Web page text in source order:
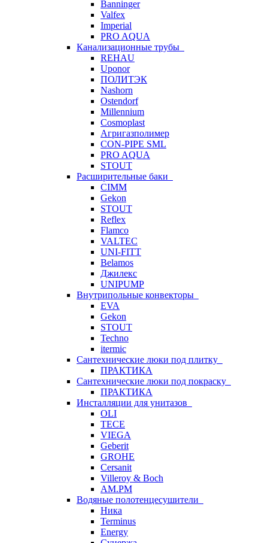
Banninger
Valfex
Imperial
PRO AQUA
Канализационные трубы
REHAU
Uponor
ПОЛИТЭК
Nashorn
Ostendorf
Millennium
Cosmoplast
Агригазполимер
CON-PIPE SML
PRO AQUA
STOUT
Расширительные баки
CIMM
Gekon
STOUT
Reflex
Flamco
VALTEC
UNI-FITT
Belamos
Джилекс
UNIPUMP
Внутрипольные конвекторы
EVA
Gekon
STOUT
Techno
itermic
Сантехнические люки под плитку
ПРАКТИКА
Сантехнические люки под покраску
ПРАКТИКА
Инсталляции для унитазов
OLI
TECE
VIEGA
Geberit
GROHE
Cersanit
Villeroy & Boch
AM.PM
Водяные полотенцесушители
Ника
Terminus
Energy